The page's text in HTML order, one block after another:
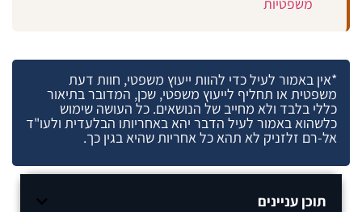
משפטיות
*אין באמור לעיל כדי להוות ייעוץ משפטי, חוות דעת
משפטית או תחליף לייעוץ משפטי, שכן, המדובר בתיאור
כללי בלבד ולא מחייב של הנושאים. כל העושה שימוש
כלשהוא באמור לעיל הדבר יהא באחריותו הבלעדית ולעו"ד
אל-רם זלזניק לא תהא כל אחריות שהיא בגין כך.
תוכן עניינים